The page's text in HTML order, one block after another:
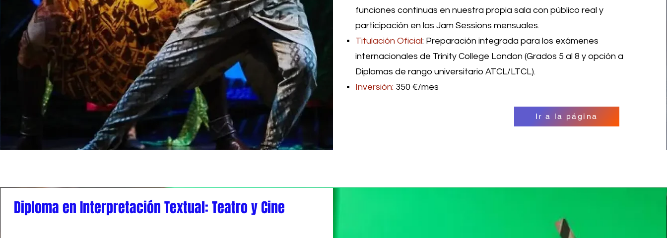
funciones continuas en nuestra propia sala con público real y
participación en las Jam Sessions mensuales.
Titulación Oficial: Preparación integrada para los exámenes
internacionales de Trinity College London (Grados 5 al 8 y opción a
Diplomas de rango universitario ATCL/LTCL).
Inversión: 350 €/mes
Ir a la página
Diploma en Interpretación Textual: Teatro y Cine